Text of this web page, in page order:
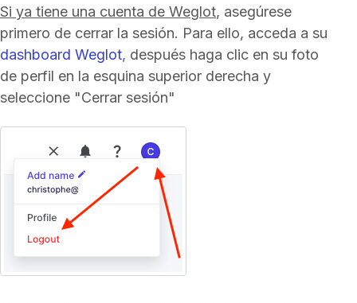
Si ya tiene una cuenta de Weglot, asegúrese
primero de cerrar la sesión. Para ello, acceda a su
dashboard Weglot, después haga clic en su foto
de perfil en la esquina superior derecha y
seleccione "Cerrar sesión"